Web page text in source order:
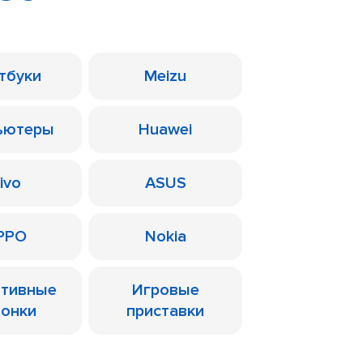
Meizu
Huawei
ASUS
Nokia
Игровые
приставки